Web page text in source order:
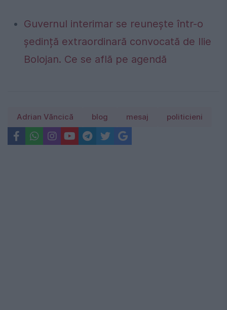
Guvernul interimar se reunește într-o
ședință extraordinară convocată de Ilie
Bolojan. Ce se află pe agendă
Adrian Văncică blog mesaj politicieni